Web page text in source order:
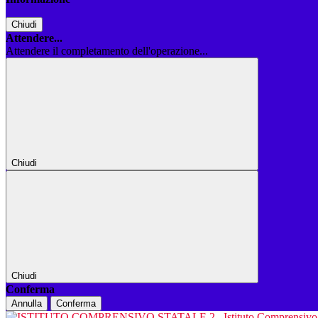
Chiudi
Attendere...
Attendere il completamento dell'operazione...
Chiudi
Chiudi
Conferma
Annulla Conferma